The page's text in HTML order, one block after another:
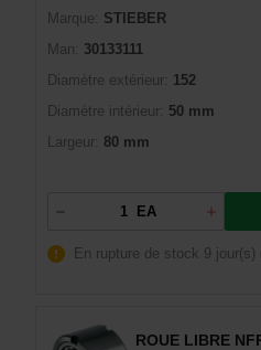
Marque:
STIEBER
Man:
30133111
Diamètre extérieur: 152
Diamètre intérieur: 50 mm
Largeur: 80 mm
EA
En rupture de stock 9 jour(s)
ROUE LIBRE